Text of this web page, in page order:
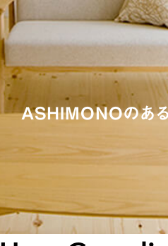
ASHIMONOのある